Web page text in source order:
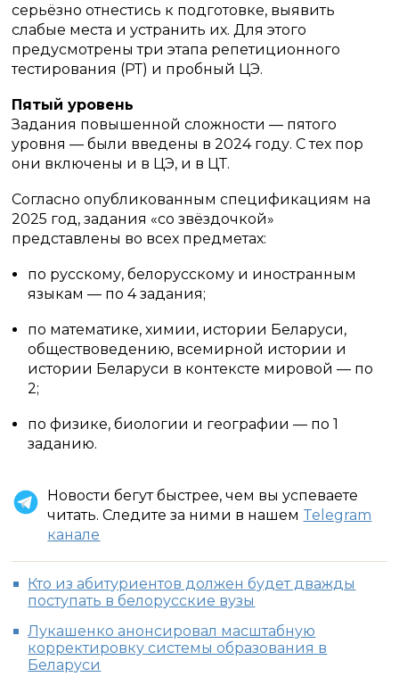
серьёзно отнестись к подготовке, выявить
слабые места и устранить их. Для этого
предусмотрены три этапа репетиционного
тестирования (РТ) и пробный ЦЭ.
Пятый уровень
Задания повышенной сложности — пятого
уровня — были введены в 2024 году. С тех пор
они включены и в ЦЭ, и в ЦТ.
Согласно опубликованным спецификациям на
2025 год, задания «со звёздочкой»
представлены во всех предметах:
по русскому, белорусскому и иностранным
языкам — по 4 задания;
по математике, химии, истории Беларуси,
обществоведению, всемирной истории и
истории Беларуси в контексте мировой — по
2;
по физике, биологии и географии — по 1
заданию.
Новости бегут быстрее, чем вы успеваете
читать. Следите за ними в нашем Telegram
канале
Кто из абитуриентов должен будет дважды
поступать в белорусские вузы
Лукашенко анонсировал масштабную
корректировку системы образования в
Беларуси